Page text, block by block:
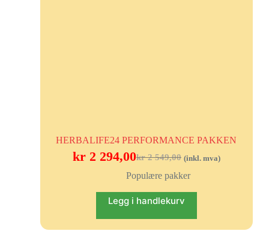
HERBALIFE24 PERFORMANCE PAKKEN
kr2 549,00
kr2 294,00 (inkl. mva)
Populære pakker
Legg i handlekurv